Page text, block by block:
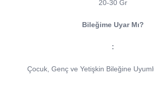
20-30 Gr
Bileğime Uyar Mı?
:
Çocuk, Genç ve Yetişkin Bileğine